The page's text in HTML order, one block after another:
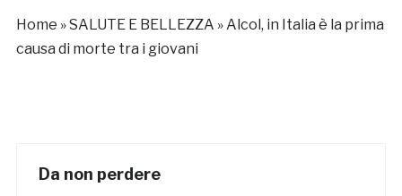
Home »SALUTE E BELLEZZA »Alcol, in Italia è la prima
causa di morte tra i giovani
Da non perdere